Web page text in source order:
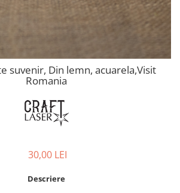
Iasi
Suvenir
acuarela
gravat
din lemn
lemn,
din lemn,
suvenir, Din lemn, acuarela,Visit
Romania
30,00 LEI
Descriere